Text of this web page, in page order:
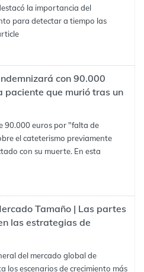
la importancia del
para detectar a tiempo las
con 90.000
paciente que murió tras un
90.000 euros por "falta de
el cateterismo previamente
con su muerte. En esta
Tamaño | Las partes
las estrategias de
del mercado global de
los escenarios de crecimiento más